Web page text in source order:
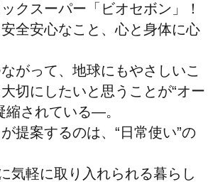
クスーパー「ビオセボン」！
全安心なこと、心と身体に心
がって、地球にもやさしいこ
切にしたいと思うことが“オー
縮されている—。
提案するのは、“日常使い”の
気軽に取り入れられる暮らし